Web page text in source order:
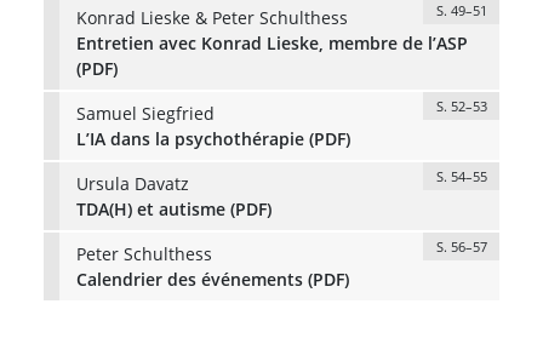
Konrad Lieske & Peter Schulthess
S. 49–51
Entretien avec Konrad Lieske, membre de l’ASP
(PDF)
Samuel Siegfried
S. 52–53
L’IA dans la psychothérapie (PDF)
Ursula Davatz
S. 54–55
TDA(H) et autisme (PDF)
Peter Schulthess
S. 56–57
Calendrier des événements (PDF)